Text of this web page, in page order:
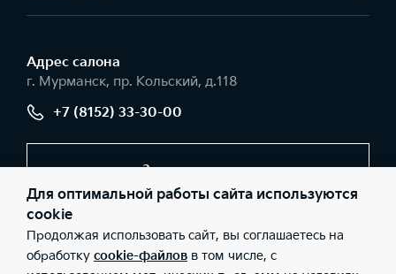
Адрес салонa
г. Мурманск, пр. Кольский, д.118
+7 (8152) 33-30-00
Заказать звонок
© 2026 Юридические лица ООО «Севертранс» (Фактический
адрес: г. Мурманск, пр. Кольский, д.118; Телефон: +7 (8152) 33-
30-00; ИНН: 5190142426; ОГРН: 1055194063286), ООО «Киа
Для оптимальной работы сайта используются
cookie
Продолжая использовать сайт, вы соглашаетесь на
обработку cookie-файлов в том числе, с